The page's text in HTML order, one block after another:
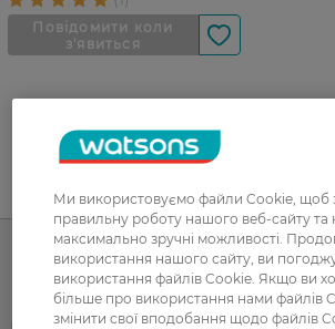
UA RU
Каталог
Ми використовуємо файли Cookie, щоб
правильну роботу нашого веб-сайту та
максимально зручні можливості.
використання нашого сайту, ви
використання файлів Cookie. Якщо ви
більше про використання нами файлів
змінити свої вподобання щодо файлів